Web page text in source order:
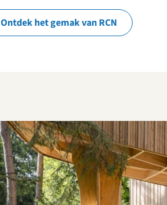
Ontdek het gemak van RCN